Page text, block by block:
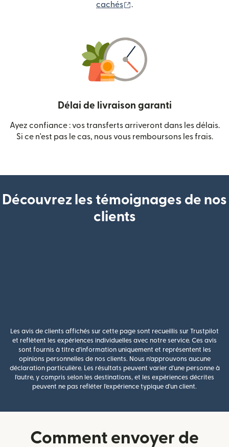
cachés
.
Délai de livraison garanti
Ayez confiance : vos transferts arriveront dans les délais.
Si ce n'est pas le cas, nous vous remboursons les frais.
Découvrez les témoignages de nos
clients
Les avis de clients affichés sur cette page sont recueillis sur Trustpilot
et reflètent les expériences individuelles avec notre service. Ces avis
sont fournis à titre d'information uniquement et représentent les
opinions personnelles de nos clients. Nous n'approuvons aucune
déclaration particulière. Les résultats peuvent varier d'une personne à
l'autre, y compris selon les destinations, et les expériences décrites
peuvent ne pas refléter l'expérience typique d'un client.
Comment envoyer de